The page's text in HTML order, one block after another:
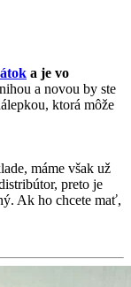
a je vo
a novou by ste
ktorá môže
máme však už
preto je
Ak ho chcete mať,